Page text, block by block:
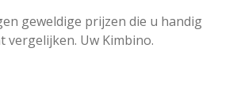
geweldige prijzen die u handig
vergelijken. Uw Kimbino.